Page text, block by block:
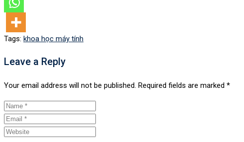
Tags: khoa học máy tính
Leave a Reply
Your email address will not be published. Required fields are marked *